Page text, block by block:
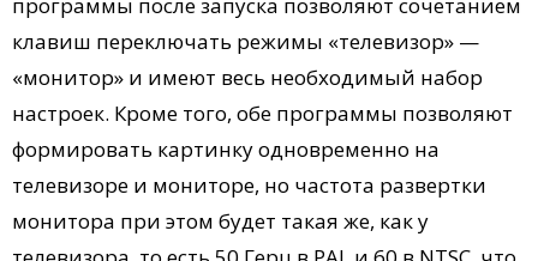
клавиш переключать режимы «телевизор» —
«монитор» и имеют весь необходимый набор
настроек. Кроме того, обе программы позволяют
формировать картинку одновременно на
телевизоре и мониторе, но частота развертки
монитора при этом будет такая же, как у